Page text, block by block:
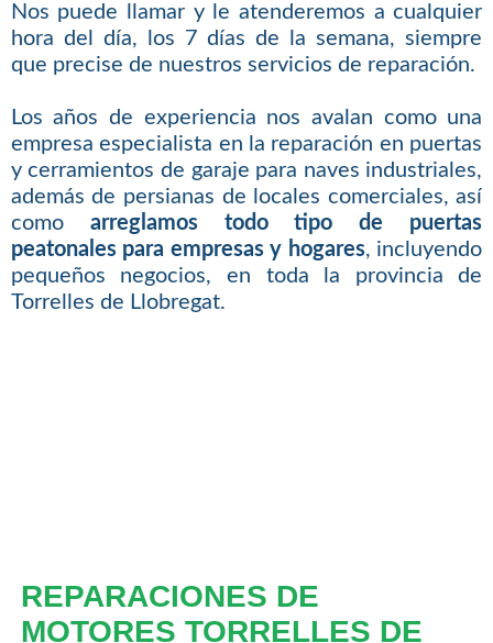
Nos puede llamar y le atenderemos a cualquier
hora del día, los 7 días de la semana, siempre
que precise de nuestros servicios de reparación.
Los años de experiencia nos avalan como una
empresa especialista en la reparación en puertas
y cerramientos de garaje para naves industriales,
además de persianas de locales comerciales, así
como arreglamos todo tipo de puertas
peatonales para empresas y hogares, incluyendo
pequeños negocios, en toda la provincia de
Torrelles de Llobregat.
REPARACIONES DE
MOTORES TORRELLES DE